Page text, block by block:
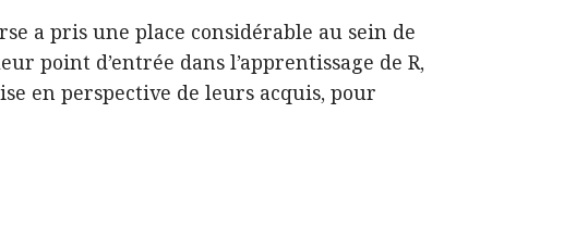
a pris une place considérable au sein de
point d’entrée dans l’apprentissage de R,
en perspective de leurs acquis, pour